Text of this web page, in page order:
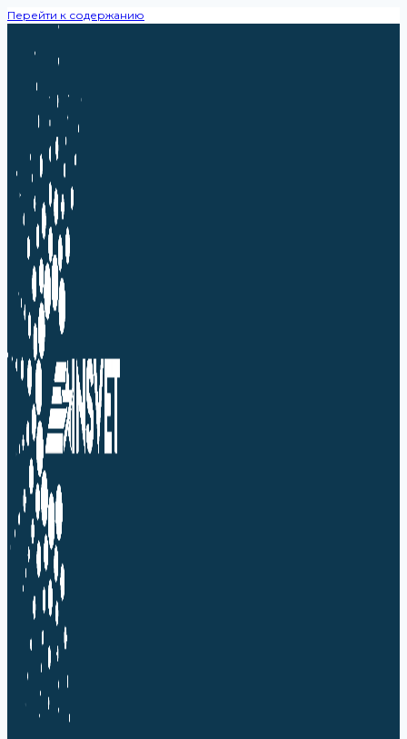
Перейти к содержанию